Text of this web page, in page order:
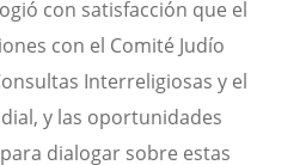
con satisfacción que el
con el Comité Judío
Interreligiosas y el
y las oportunidades
dialogar sobre estas